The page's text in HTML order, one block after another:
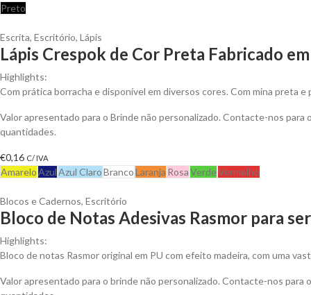
Preto
Escrita, Escritório, Lápis
Lápis Crespok de Cor Preta Fabricado
Highlights:
Com prática borracha e disponível em diversos cores. Com mina preta e
Valor apresentado para o Brinde não personalizado. Contacte-nos
quantidades.
€0,16 C/ IVA
AmareloAzulAzul ClaroBrancoLaranja RosaVerdeVermelho
Blocos e Cadernos, Escritório
Bloco de Notas Adesivas Rasmor para
Highlights:
Bloco de notas Rasmor original em PU com efeito madeira, com uma
Valor apresentado para o brinde não personalizado. Contacte-nos